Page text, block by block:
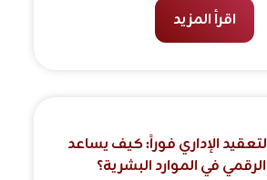
اقرأ المزيد
الإداري فوراً: كيف يساعد
في الموارد البشرية؟